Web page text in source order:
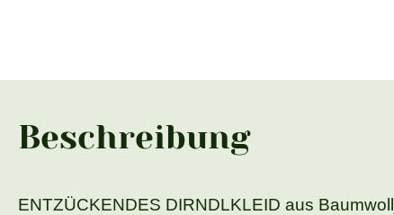
Beschreibung
ENTZÜCKENDES DIRNDLKLEID aus